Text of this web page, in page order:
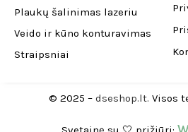
Plaukų šalinimas lazeriu
Veido ir kūno konturavimas
Straipsniai
© 2025 – dseshop.lt. Visos